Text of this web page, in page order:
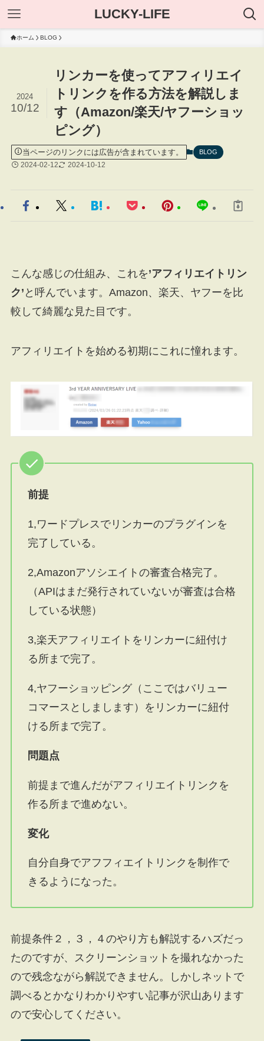
LUCKY-LIFE
ホーム BLOG
リンカーを使ってアフィリエイ
トリンクを作る方法を解説しま
す（Amazon/楽天/ヤフーショッ
ピング）
2024
10/12
当ページのリンクには広告が含まれています。 BLOG
2024-02-12 2024-10-12
こんな感じの仕組み、これを’アフィリエイトリン
ク’ と呼んでいます。Amazon、楽天、ヤフーを比
較して綺麗な見た目です。
アフィリエイトを始める初期にこれに憧れます。
前提
1,ワードプレスでリンカーのプラグインを
完了している。
2,Amazonアソシエイトの審査合格完了。
（APIはまだ発行されていないが審査は合格
している状態）
3,楽天アフィリエイトをリンカーに紐付け
る所まで完了。
4,ヤフーショッピング（ここではバリュー
コマースとしまします）をリンカーに紐付
ける所まで完了。
問題点
前提まで進んだがアフィリエイトリンクを
作る所まで進めない。
変化
自分自身でアフフィエイトリンクを制作で
きるようになった。
前提条件２，３，４のやり方も解説するハズだっ
たのですが、スクリーンショットを撮れなかった
ので残念ながら解説できません。しかしネットで
調べるとかなりわかりやすい記事が沢山あります
ので安心してください。